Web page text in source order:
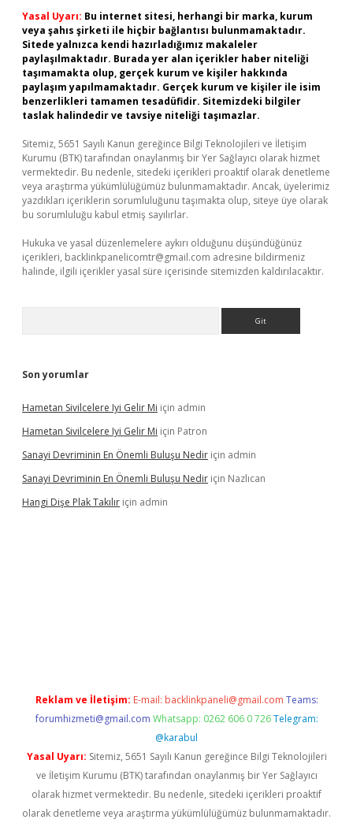
Yasal Uyarı: Bu internet sitesi, herhangi bir marka, kurum
veya şahıs şirketi ile hiçbir bağlantısı bulunmamaktadır.
Sitede yalnızca kendi hazırladığımız makaleler
paylaşılmaktadır. Burada yer alan içerikler haber niteliği
taşımamakta olup, gerçek kurum ve kişiler hakkında
paylaşım yapılmamaktadır. Gerçek kurum ve kişiler ile isim
benzerlikleri tamamen tesadüfidir. Sitemizdeki bilgiler
taslak halindedir ve tavsiye niteliği taşımazlar.
Sitemiz, 5651 Sayılı Kanun gereğince Bilgi Teknolojileri ve İletişim
Kurumu (BTK) tarafından onaylanmış bir Yer Sağlayıcı olarak hizmet
vermektedir. Bu nedenle, sitedeki içerikleri proaktif olarak denetleme
veya araştırma yükümlülüğümüz bulunmamaktadır. Ancak, üyelerimiz
yazdıkları içeriklerin sorumluluğunu taşımakta olup, siteye üye olarak
bu sorumluluğu kabul etmiş sayılırlar.
Hukuka ve yasal düzenlemelere aykırı olduğunu düşündüğünüz
içerikleri, backlinkpanelicomtr@gmail.com adresine bildirmeniz
halinde, ilgili içerikler yasal süre içerisinde sitemizden kaldırılacaktır.
Son yorumlar
Hametan Sivilcelere Iyi Gelir Mi için admin
Hametan Sivilcelere Iyi Gelir Mi için Patron
Sanayi Devriminin En Önemli Buluşu Nedir için admin
Sanayi Devriminin En Önemli Buluşu Nedir için Nazlıcan
Hangi Dişe Plak Takılır için admin
Reklam ve İletişim: E-mail: backlinkpaneli@gmail.com Teams:
forumhizmeti@gmail.com Whatsapp: 0262 606 0 726 Telegram:
@karabul
Yasal Uyarı: Sitemiz, 5651 Sayılı Kanun gereğince Bilgi Teknolojileri
ve İletişim Kurumu (BTK) tarafından onaylanmış bir Yer Sağlayıcı
olarak hizmet vermektedir. Bu nedenle, sitedeki içerikleri proaktif
olarak denetleme veya araştırma yükümlülüğümüz bulunmamaktadır.